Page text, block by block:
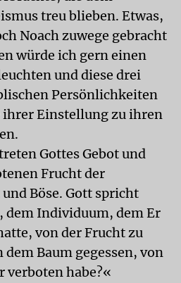
treu blieben. Etwas,
Noach zuwege gebracht
würde ich gern einen
und diese drei
Persönlichkeiten
ihrer Einstellung zu ihren
Gottes Gebot und
Frucht der
Böse. Gott spricht
dem Individuum, dem Er
von der Frucht zu
dem Baum gegessen, von
verboten habe?«